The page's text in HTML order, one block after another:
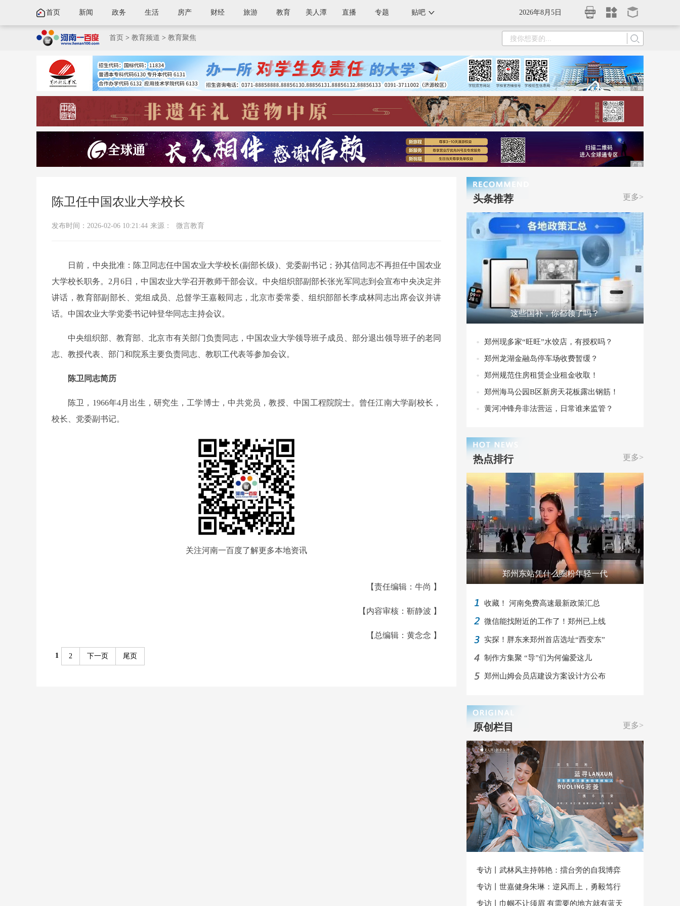
2026年8月5日
首页 新闻 政务 生活 房产 财经 旅游 教育 美人潭 直播 专题 贴吧
首页 > 教育频道 > 教育聚焦
陈卫任中国农业大学校长
发布时间：2026-02-06 10:21:44 来源： 微言教育
日前，中央批准：陈卫同志任中国农业大学校长(副部长级)、党委副书记；孙其信同志不再担任中国农业
大学校长职务。2月6日，中国农业大学召开教师干部会议。中央组织部副部长张光军同志到会宣布中央决定并
讲话，教育部副部长、党组成员、总督学王嘉毅同志，北京市委常委、组织部部长李成林同志出席会议并讲
话。中国农业大学党委书记钟登华同志主持会议。
中央组织部、教育部、北京市有关部门负责同志，中国农业大学领导班子成员、部分退出领导班子的老同
志、教授代表、部门和院系主要负责同志、教职工代表等参加会议。
陈卫同志简历
陈卫，1966年4月出生，研究生，工学博士，中共党员，教授、中国工程院院士。曾任江南大学副校长，
校长、党委副书记。
关注河南一百度了解更多本地资讯
【责任编辑：牛尚 】
【内容审核：靳静波 】
【总编辑：黄念念 】
1 2 下一页 尾页
更多>
头条推荐
这些国补，你都领了吗？
郑州现多家“旺旺”水饺店，有授权吗？
郑州龙湖金融岛停车场收费暂缓？
郑州规范住房租赁企业租金收取！
郑州海马公园B区新房天花板露出钢筋！
黄河冲锋舟非法营运，日常谁来监管？
更多>
热点排行
郑州东站凭什么圈粉年轻一代
收藏！ 河南免费高速最新政策汇总
微信能找附近的工作了！郑州已上线
实探！胖东来郑州首店选址“西变东”
制作方集聚 “导”们为何偏爱这儿
郑州山姆会员店建设方案设计方公布
更多>
原创栏目
专访丨武林风主持韩艳：擂台旁的自我博弈
专访丨世嘉健身朱琳：逆风而上，勇毅笃行
专访丨巾帼不让须眉 有需要的地方就有蓝天